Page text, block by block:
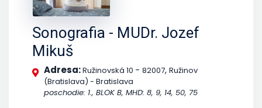
Sonografia - MUDr. Jozef
Mikuš
Adresa:Ružinovská 10 - 82007, Ružinov
(Bratislava) - Bratislava
poschodie: 1., BLOK B, MHD: 8, 9, 14, 50, 75